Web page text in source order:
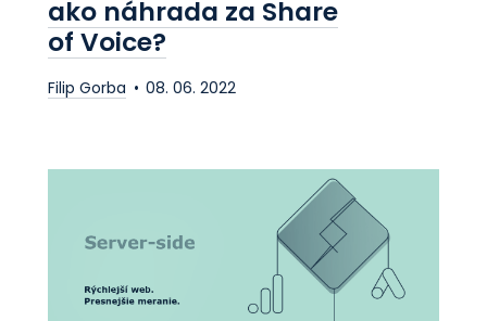
ako náhrada za Share
of Voice?
Filip Gorba 08. 06. 2022